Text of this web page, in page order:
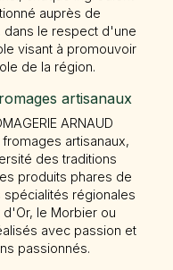
auprès de
dans le respect d'une
visant à promouvoir
de la région.
artisanaux
ARNAUD
artisanaux,
des traditions
produits phares de
régionales
le Morbier ou
avec passion et
passionnés.